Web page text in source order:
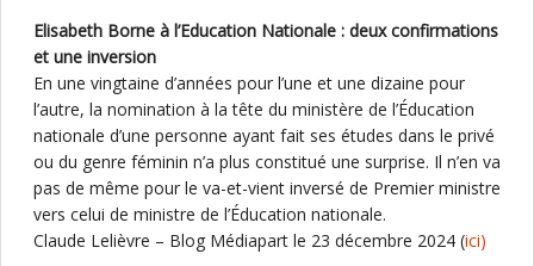
Elisabeth Borne à l’Education Nationale : deux confirmations
et une inversion
En une vingtaine d’années pour l’une et une dizaine pour
l’autre, la nomination à la tête du ministère de l’Éducation
nationale d’une personne ayant fait ses études dans le privé
ou du genre féminin n’a plus constitué une surprise. Il n’en va
pas de même pour le va-et-vient inversé de Premier ministre
vers celui de ministre de l’Éducation nationale.
Claude Lelièvre – Blog Médiapart le 23 décembre 2024 (ici)